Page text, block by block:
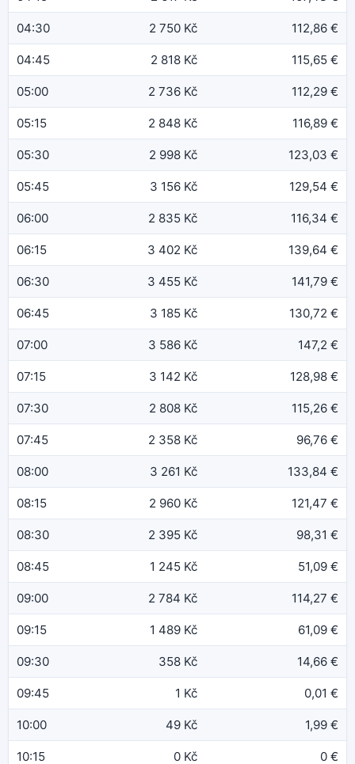
04:30 2 750 Kč 112,86 €
04:45 2 818 Kč 115,65 €
05:00 2 736 Kč 112,29 €
05:15 2 848 Kč 116,89 €
05:30 2 998 Kč 123,03 €
05:45 3 156 Kč 129,54 €
06:00 2 835 Kč 116,34 €
06:15 3 402 Kč 139,64 €
06:30 3 455 Kč 141,79 €
06:45 3 185 Kč 130,72 €
07:00 3 586 Kč 147,2 €
07:15 3 142 Kč 128,98 €
07:30 2 808 Kč 115,26 €
07:45 2 358 Kč 96,76 €
08:00 3 261 Kč 133,84 €
08:15 2 960 Kč 121,47 €
08:30 2 395 Kč 98,31 €
08:45 1 245 Kč 51,09 €
09:00 2 784 Kč 114,27 €
09:15 1 489 Kč 61,09 €
09:30 358 Kč 14,66 €
09:45 1 Kč 0,01 €
10:00 49 Kč 1,99 €
10:15 0 Kč 0 €